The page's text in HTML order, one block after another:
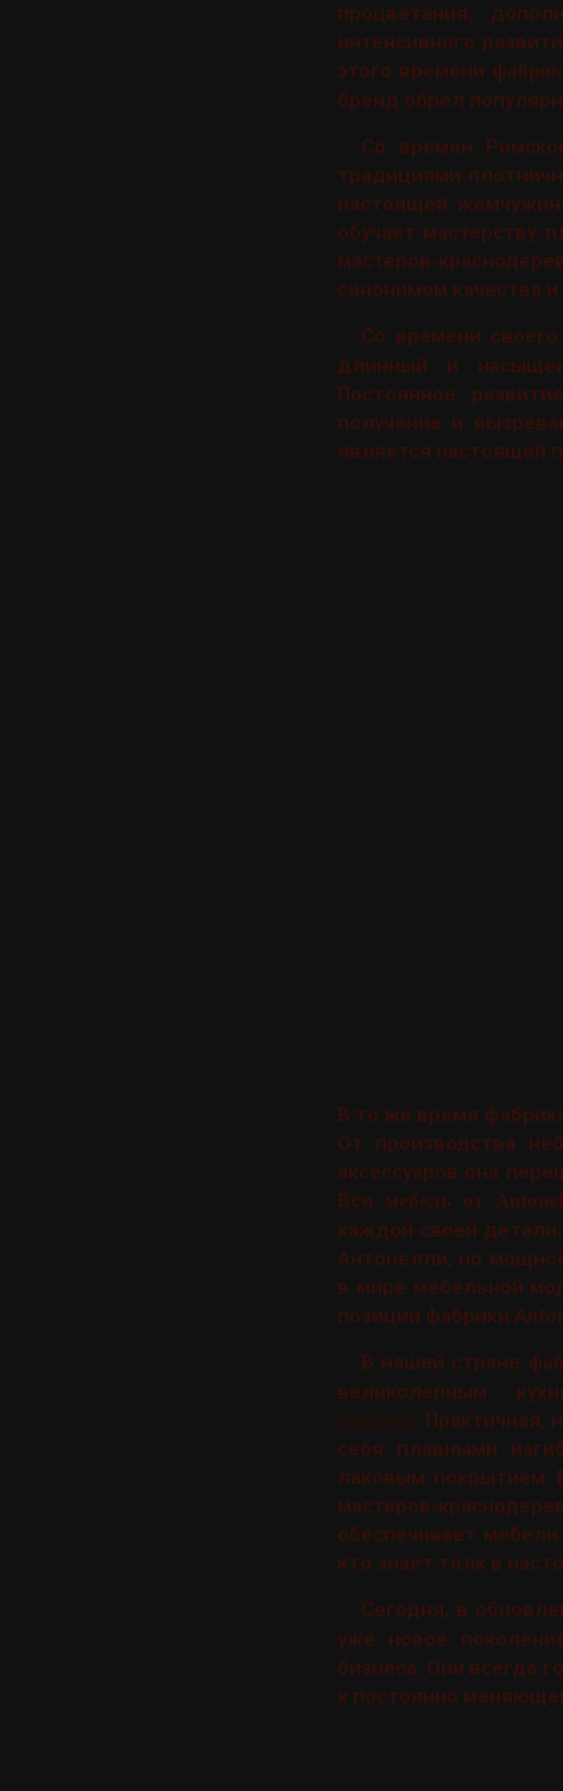
процветания,
интенсивного
этого времени
бренд обрел
Со времен
традициями
настоящей
обучает мастерству
мастеров-
синонимом качества
Со времени
длинный и
Постоянное
получение и
является настоящей
В то же время
От производства
аксессуаров она
Вся мебель от
каждой своей
Антонелли, но
в мире мебельной
позиции фабрики
В нашей стране
великолепным
Практичная,
себя плавными
лаковым покрытием.
мастеров-
обеспечивает
кто знает толк в
Сегодня, в
уже новое
бизнеса. Они всегда
к постоянно